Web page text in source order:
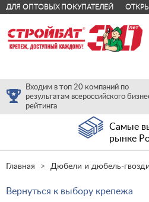
ДЛЯ ОПТОВЫХ ПОКУПАТЕЛЕЙ
Входим в топ 20 компаний по
результатам всероссийского
рейтинга
Самые
рынке
Главная Дюбели и дюбель-гвозди
Вернуться к выбору крепежа